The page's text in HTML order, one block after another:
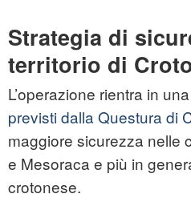
Strategia di
territorio di
L’operazione rientra in
previsti dalla Questura di
maggiore sicurezza nelle
e Mesoraca e più in
crotonese.